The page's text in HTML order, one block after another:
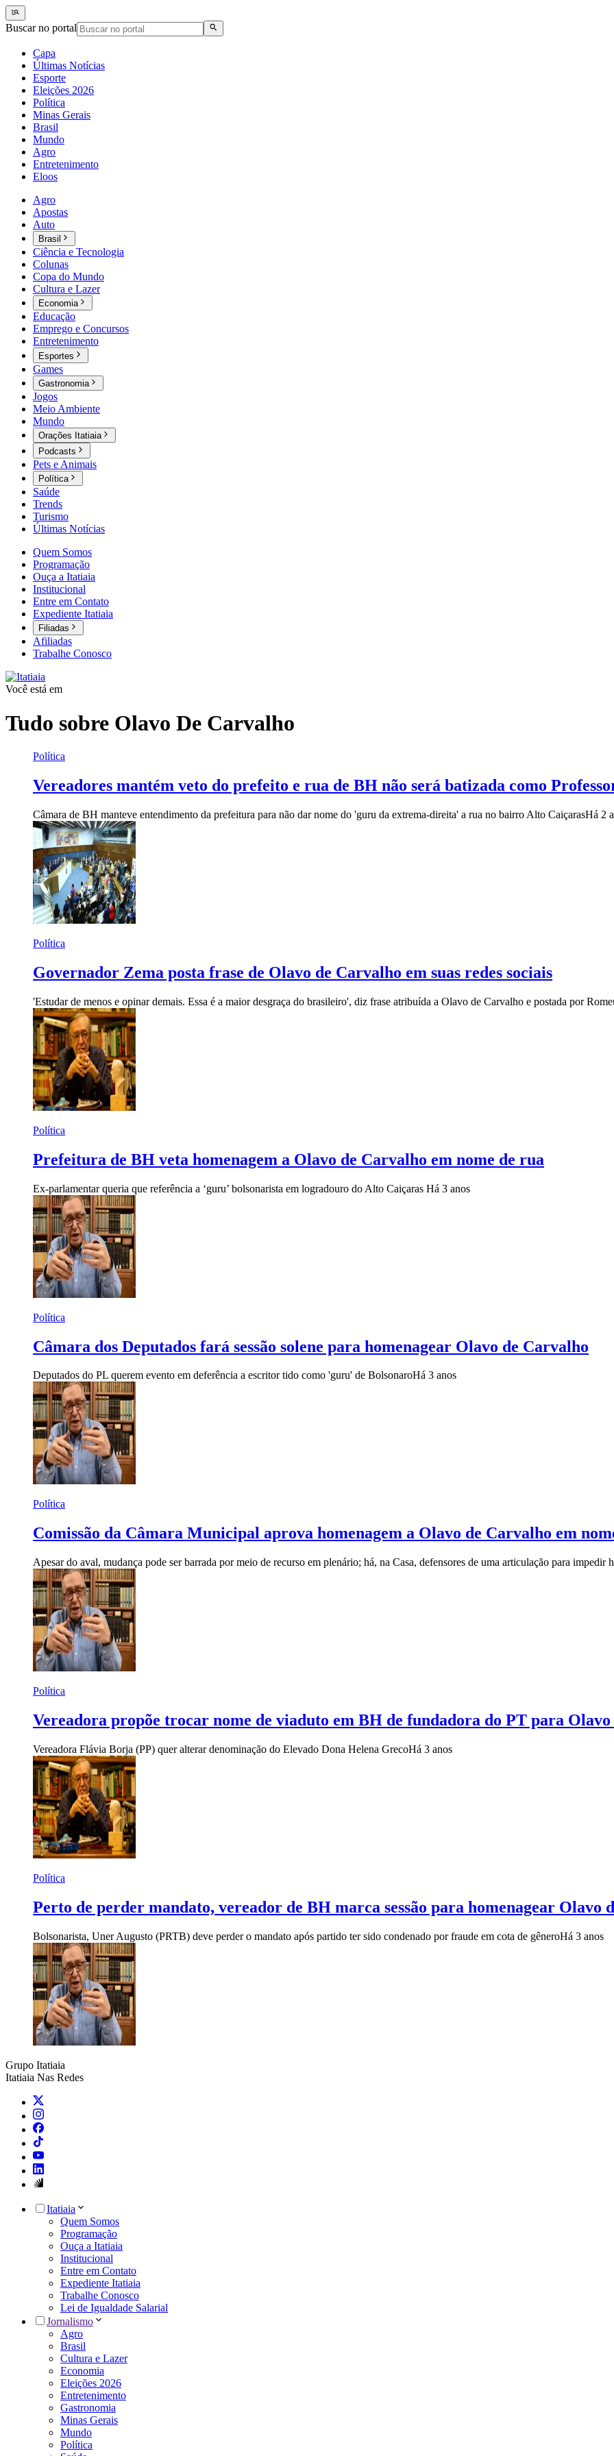
Buscar no portal
Capa
Últimas Notícias
Esporte
Eleições 2026
Política
Minas Gerais
Brasil
Mundo
Agro
Entretenimento
Eloos
Agro
Apostas
Auto
Brasil
Ciência e Tecnologia
Colunas
Copa do Mundo
Cultura e Lazer
Economia
Educação
Emprego e Concursos
Entretenimento
Esportes
Games
Gastronomia
Jogos
Meio Ambiente
Mundo
Orações Itatiaia
Podcasts
Pets e Animais
Política
Saúde
Trends
Turismo
Últimas Notícias
Quem Somos
Programação
Ouça a Itatiaia
Institucional
Entre em Contato
Expediente Itatiaia
Filiadas
Afiliadas
Trabalhe Conosco
Você está em
Tudo sobre Olavo De Carvalho
Política
Vereadores mantém veto do prefeito e rua de BH não será batizada como
Câmara de BH manteve entendimento da prefeitura para não dar nome do 'guru da extrema-direita' a rua no bairro Alto CaiçarasHá 2
Política
Governador Zema posta frase de Olavo de Carvalho em suas redes sociais
'Estudar de menos e opinar demais. Essa é a maior desgraça do brasileiro', diz frase atribuída a Olavo de Carvalho e postada por
Política
Prefeitura de BH veta homenagem a Olavo de Carvalho em nome de rua
Ex-parlamentar queria que referência a ‘guru’ bolsonarista em logradouro do Alto Caiçaras Há 3 anos
Política
Câmara dos Deputados fará sessão solene para homenagear Olavo de Carvalho
Deputados do PL querem evento em deferência a escritor tido como 'guru' de BolsonaroHá 3 anos
Política
Comissão da Câmara Municipal aprova homenagem a Olavo de Carvalho em
Apesar do aval, mudança pode ser barrada por meio de recurso em plenário; há, na Casa, defensores de uma articulação para impedir
Política
Vereadora propõe trocar nome de viaduto em BH de fundadora do PT para
Vereadora Flávia Borja (PP) quer alterar denominação do Elevado Dona Helena GrecoHá 3 anos
Política
Perto de perder mandato, vereador de BH marca sessão para homenagear Olavo
Bolsonarista, Uner Augusto (PRTB) deve perder o mandato após partido ter sido condenado por fraude em cota de gêneroHá 3 anos
Grupo Itatiaia
Itatiaia Nas Redes
Itatiaia
Quem Somos
Programação
Ouça a Itatiaia
Institucional
Entre em Contato
Expediente Itatiaia
Trabalhe Conosco
Lei de Igualdade Salarial
Jornalismo
Agro
Brasil
Cultura e Lazer
Economia
Eleições 2026
Entretenimento
Gastronomia
Minas Gerais
Mundo
Política